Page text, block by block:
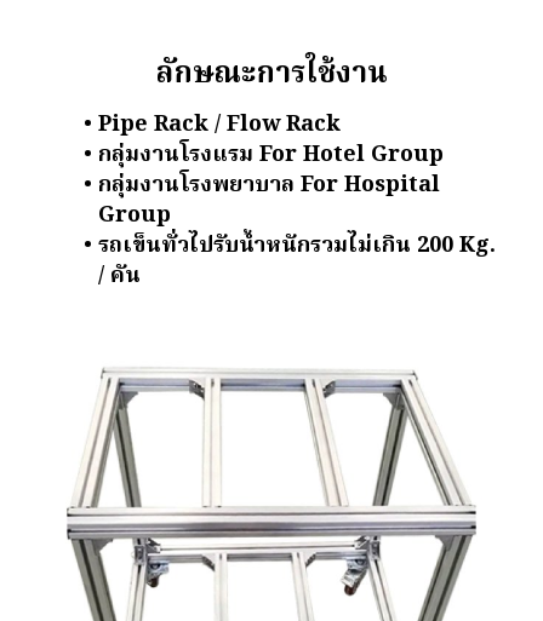
ลักษณะการใช้งาน
Pipe Rack / Flow Rack
กลุ่มงานโรงแรม For Hotel Group
กลุ่มงานโรงพยาบาล For Hospital
Group
รถเข็นทั่วไปรับน้ำหนักรวมไม่เกิน 200 Kg.
/ คัน